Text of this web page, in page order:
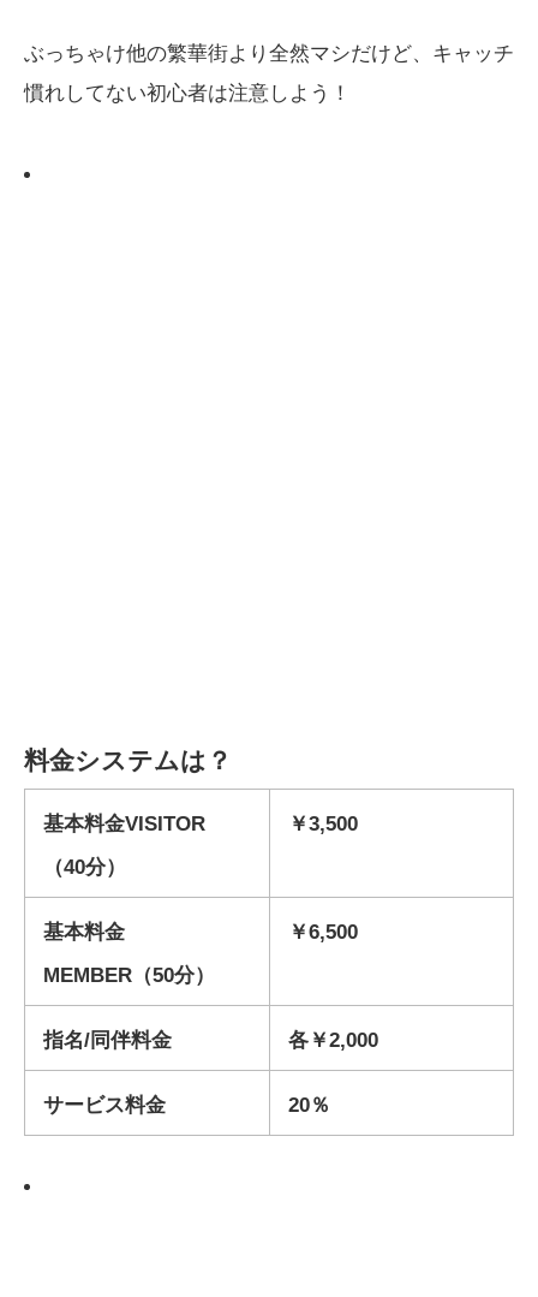
ぶっちゃけ他の繁華街より全然マシだけど、キャッチ
慣れしてない初心者は注意しよう！
料金システムは？
基本料金VISITOR
（40分）
￥3,500
基本料金
MEMBER（50分）
￥6,500
指名/同伴料金 各￥2,000
サービス料金 20％